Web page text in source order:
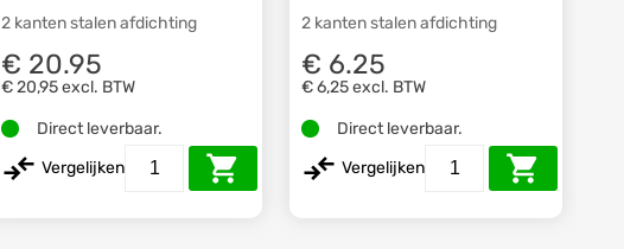
2 kanten stalen afdichting
€ 20.95
€ 20,95excl. BTW
Direct leverbaar.
Vergelijken
2 kanten stalen afdichting
€ 6.25
€ 6,25excl. BTW
Direct leverbaar.
Vergelijken